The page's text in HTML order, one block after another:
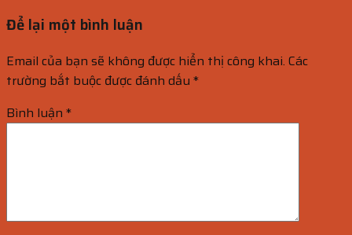
Để lại một bình luận
Email của bạn sẽ không được hiển thị công khai. Các
trường bắt buộc được đánh dấu *
Bình luận *